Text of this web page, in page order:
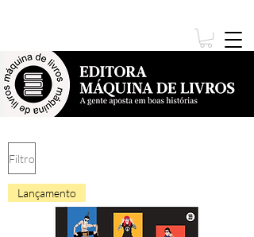
Filtro
Lançamento